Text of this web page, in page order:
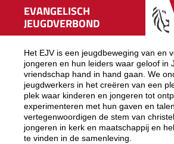
EVANGELISCH
JEUGDVERBOND
Het EJV is een jeugdbeweging van en
jongeren en hun leiders waar geloof in
vriendschap hand in hand gaan. We
jeugdwerkers in het creëren van een
plek waar kinderen en jongeren tot
experimenteren met hun gaven en
vertegenwoordigen de stem van
jongeren in kerk en maatschappij en
te vinden in de samenleving.